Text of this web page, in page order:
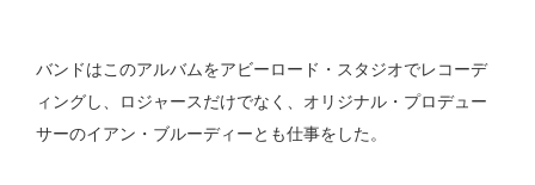
バンドはこのアルバムをアビーロード・スタジオでレコーデ
ィングし、ロジャースだけでなく、オリジナル・プロデュー
サーのイアン・ブルーディーとも仕事をした。